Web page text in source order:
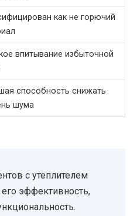
как не горючий
впитывание избыточной
способность снижать
шума
с утеплителем
эффективность,